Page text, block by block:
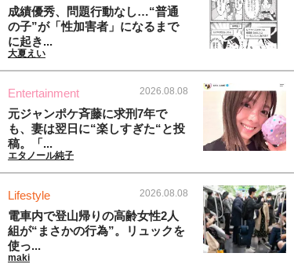
成績優秀、問題行動なし…“普通
の子”が「性加害者」になるまで
に起き...
大夏えい
Entertainment 2026.08.08
元ジャンポケ斉藤に求刑7年で
も、妻は翌日に“楽しすぎた“と投
稿。「...
エタノール純子
Lifestyle 2026.08.08
電車内で登山帰りの高齢女性2人
組が“まさかの行為”。リュックを
使っ...
maki